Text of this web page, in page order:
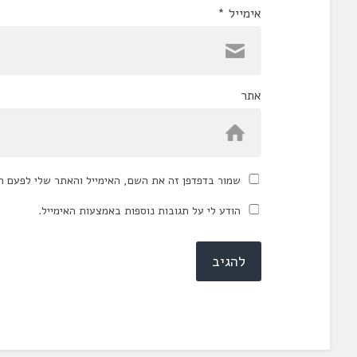
אימייל *
אתר
שמור בדפדפן זה את השם, האימייל והאתר שלי לפעם
הודע לי על תגובות נוספות באמצעות האימייל.